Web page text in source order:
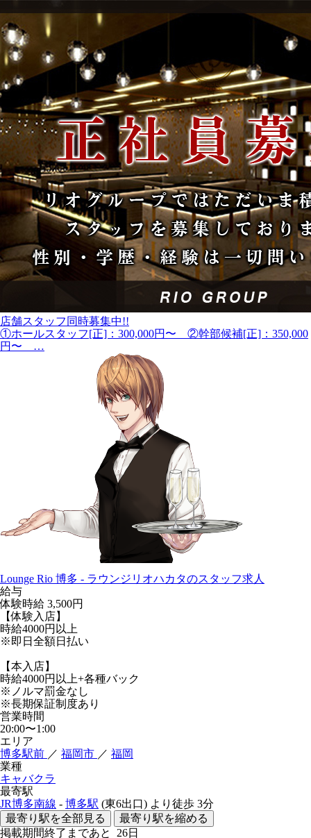
店舗スタッフ同時募集中!!
①ホールスタッフ[正]：300,000円〜 ②幹部候補[正]：350,000
円〜 …
Lounge Rio 博多 - ラウンジリオハカタのスタッフ求人
給与
体験時給 3,500円
【体験入店】
時給4000円以上
※即日全額日払い
【本入店】
時給4000円以上+各種バック
※ノルマ罰金なし
※長期保証制度あり
営業時間
20:00〜1:00
エリア
博多駅前 ／ 福岡市 ／ 福岡
業種
キャバクラ
最寄駅
JR博多南線 - 博多駅 (東6出口) より徒歩 3分
最寄り駅を全部見る
最寄り駅を縮める
掲載期間終了まであと 26日